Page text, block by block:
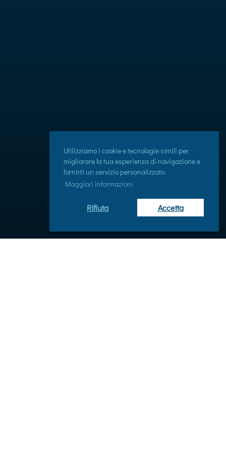
Utilizziamo i cookie e tecnologie simili per
migliorare la tua esperienza di navigazione e
fornirti un servizio personalizzato.
Maggiori informazioni
Rifiuta Accetta